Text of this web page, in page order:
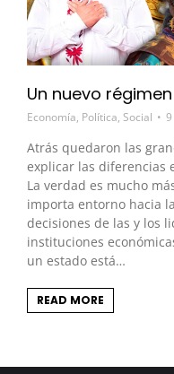
Un nuevo régimen
Economía, Política, Social
Atrás quedaron las
explicar las diferencias
La verdad es mucho
importa entorno hacia
decisiones de las y los
instituciones
un estado está…
READ MORE